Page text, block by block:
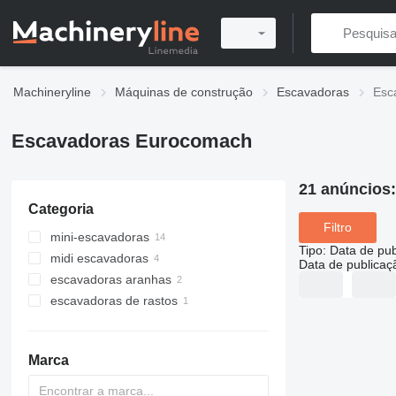
Machineryline Máquinas de construção Escavadoras
Escavadoras Eurocomach
Categoria
mini-escavadoras
midi escavadoras
escavadoras aranhas
escavadoras de rastos
Marca
21 anúncios:
Filtro
Tipo: Data de
Data de